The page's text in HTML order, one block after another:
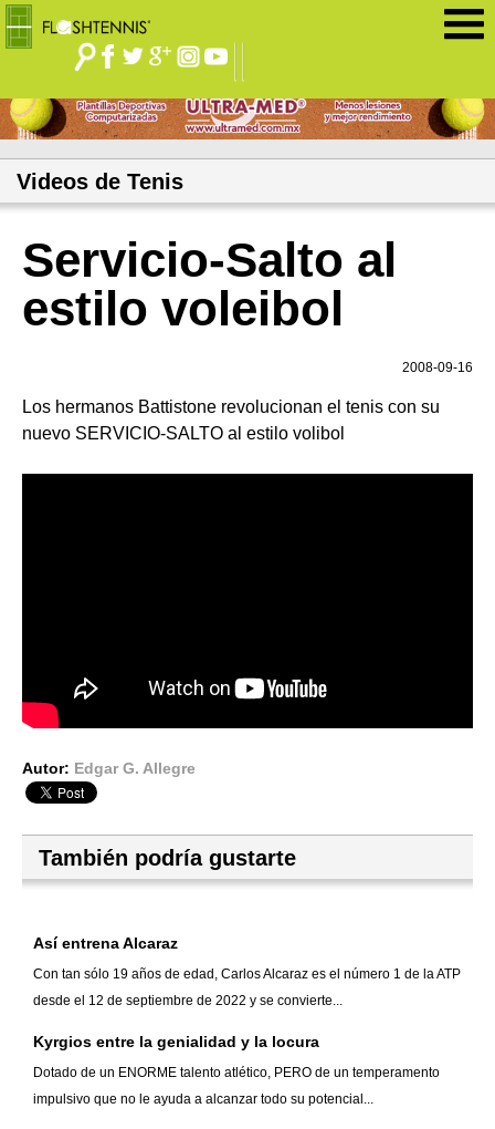
Videos de Tenis
Servicio-Salto al
estilo voleibol
2008-09-16
Los hermanos Battistone revolucionan el tenis con su
nuevo SERVICIO-SALTO al estilo volibol
Autor: Edgar G. Allegre
También podría gustarte
Así entrena Alcaraz
Con tan sólo 19 años de edad, Carlos Alcaraz es el número 1 de la ATP
desde el 12 de septiembre de 2022 y se convierte...
Kyrgios entre la genialidad y la locura
Dotado de un ENORME talento atlético, PERO de un temperamento
impulsivo que no le ayuda a alcanzar todo su potencial...